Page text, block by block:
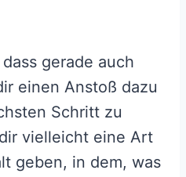
gerade auch
einen Anstoß dazu
Schritt zu
vielleicht eine Art
geben, in dem, was